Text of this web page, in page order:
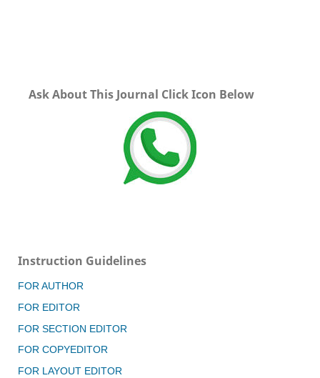
Ask About This Journal Click Icon Below
Instruction Guidelines
FOR AUTHOR
FOR EDITOR
FOR SECTION EDITOR
FOR COPYEDITOR
FOR LAYOUT EDITOR